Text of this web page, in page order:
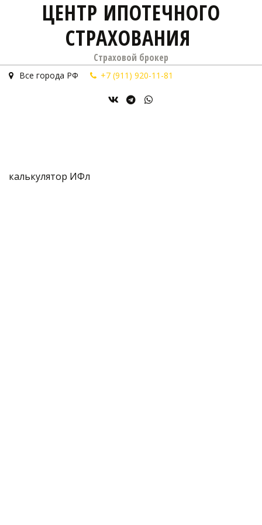
ЦЕНТР ИПОТЕЧНОГО
СТРАХОВАНИЯ
Страховой брокер
Все города РФ +7 (911) 920-11-81
калькулятор ИФл